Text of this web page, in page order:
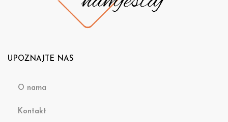
UPOZNAJTE NAS
O nama
Kontakt